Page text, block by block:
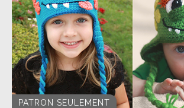
PATRON SEULEMENT